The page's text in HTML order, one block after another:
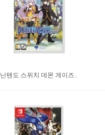
닌텐도 스위치 데몬 게이즈..